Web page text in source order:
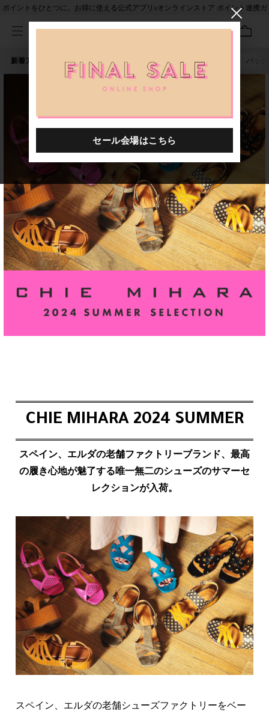
ポイントをひとつに。お得に使える公式アプリ×オンラインストア ポイント連携ガ
新着アイテム 人気ワード セール 40th限定 バッグ
CHIE MIHARA 2024 SUMMER
スペイン、エルダの老舗ファクトリーブランド、最高
の履き心地が魅了する唯一無二のシューズのサマーセ
レクションが入荷。
スペイン、エルダの老舗シューズファクトリーをベー